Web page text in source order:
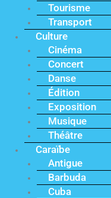
Tourisme
Transport
Culture
Cinéma
Concert
Danse
Édition
Exposition
Musique
Théâtre
Caraïbe
Antigue
Barbuda
Cuba